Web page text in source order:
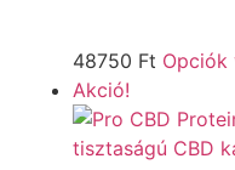
48750 Ft Opciók
Akció!